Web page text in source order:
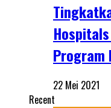
Program
22 Mei 2021
Recent